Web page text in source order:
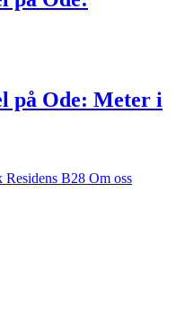
på Ode: Meter i
Residens B28 Om oss